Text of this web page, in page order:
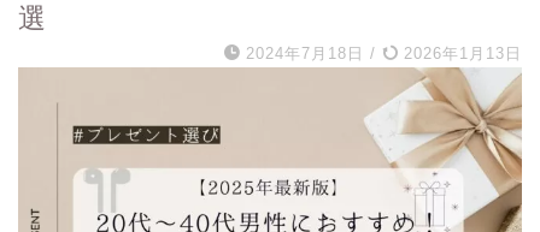
選
2024年7月18日 / 2026年1月13日